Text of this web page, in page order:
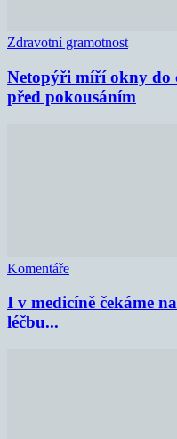
Zdravotní gramotnost
Netopýři míří okny do
před pokousáním
Komentáře
I v medicíně čekáme
léčbu...